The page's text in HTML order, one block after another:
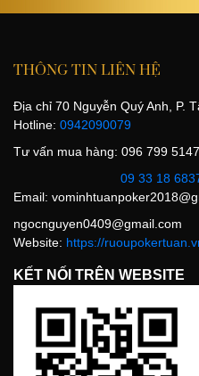
THÔNG TIN LIÊN HỆ
Địa chỉ 70 Nguyễn Quý Anh, P.
Hotline: 0942090079
Tư vấn mua hàng: 096 799
09 33 18
Email:
ngocnguyen0409@gmail.com
Website: https://
KẾT NỐI TRÊN WEBSITE